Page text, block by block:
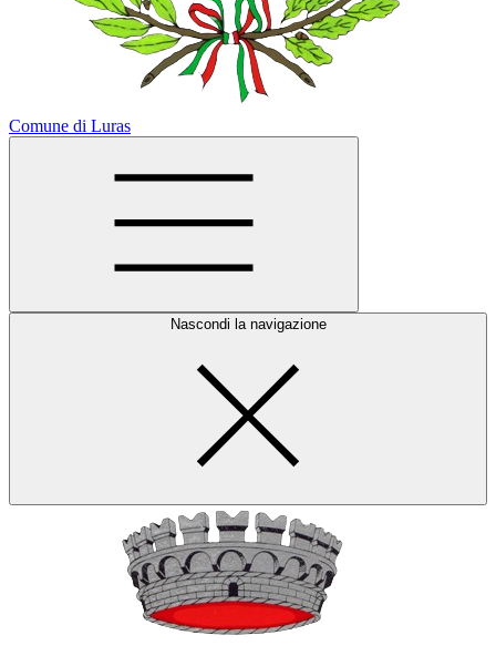
Comune di Luras
Nascondi la navigazione